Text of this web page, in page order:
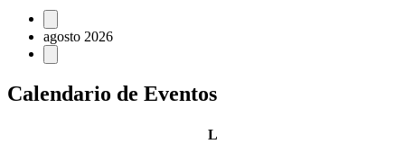
Eventos
agosto 2026
Calendario de Eventos
Llunes